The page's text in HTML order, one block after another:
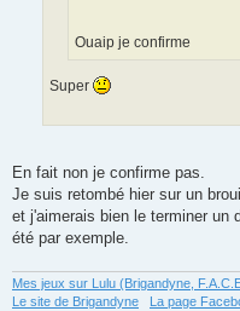
Ouaip je confirme
Super
En fait non je confirme pas.
Je suis retombé hier sur un
et j'aimerais bien le terminer un
été par exemple.
Mes jeux sur Lulu (Brigandyne,
Le site de Brigandyne
La page